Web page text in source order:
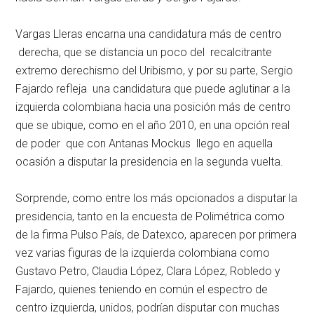
Vargas Lleras encarna una candidatura más de centro
derecha, que se distancia un poco del recalcitrante
extremo derechismo del Uribismo, y por su parte, Sergio
Fajardo refleja una candidatura que puede aglutinar a la
izquierda colombiana hacia una posición más de centro
que se ubique, como en el año 2010, en una opción real
de poder que con Antanas Mockus llego en aquella
ocasión a disputar la presidencia en la segunda vuelta.
Sorprende, como entre los más opcionados a disputar la
presidencia, tanto en la encuesta de Polimétrica como
de la firma Pulso País, de Datexco, aparecen por primera
vez varias figuras de la izquierda colombiana como
Gustavo Petro, Claudia López, Clara López, Robledo y
Fajardo, quienes teniendo en común el espectro de
centro izquierda, unidos, podrían disputar con muchas